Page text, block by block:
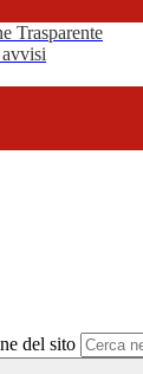
Trasparente
del sito